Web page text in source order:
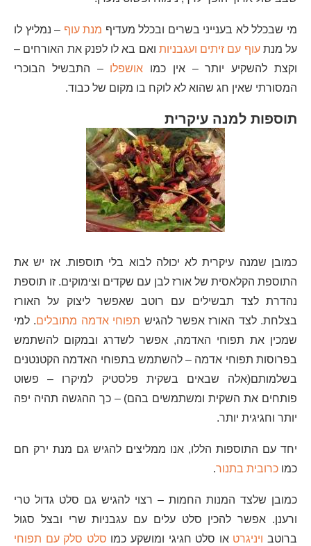
מי שבכלל לא בענייני בשרים ובכלל מעדיף מנת עוף – נמליץ לו
על מנתעוף עם זיתים ועגבניות ואם בא לו לפנק את האורחים –
וקצת להשקיע יותר – אין כמו אושפלו – התבשיל הבוכרי
המסורתי שאין חג שהוא לא לוקח בו מקום של כבוד.
תוספות למנה עיקרית
כמובן שמנה עיקרית לא יכולה לבוא בלי תוספות. אז יש את
התוספת הקלאסית של אורז לבן עם שקדים וצימוקים. זו תוספת
נהדרת לצד תבשילים עם רוטב שאפשר ליצוק על האורז
בצלחת. לצד האורז אפשר להגיש תפוחי אדמה מתובלים. למי
שמכין את תפוחי האדמה, אפשר לשדרג ובמקום להשתמש
בפרוסות תפוחי אדמה – להשתמש בתפוחי האדמה הקטנטנים
בשלמותם(אלה שבאים בשקית פלסטיק למיקרו – פשוט
פותחים את השקית ומשתמשים בהם) – כך ההגשה תהיה יפה
יותר וחגיגית יותר.
יחד עם התוספות הללו, אנו ממליצים להגיש גם מנת ירק חם
כמו כרובית בתנור.
כמובן שלצד המנות החמות – רצוי להגיש גם סלט גדול טרי
ורענן. אפשר להכין סלט עלים עם עגבניות שרי ובצל סגול
ברוטב ויניגרט או סלט חגיגי ומושקע כמו סלט סלק עם תפוחי